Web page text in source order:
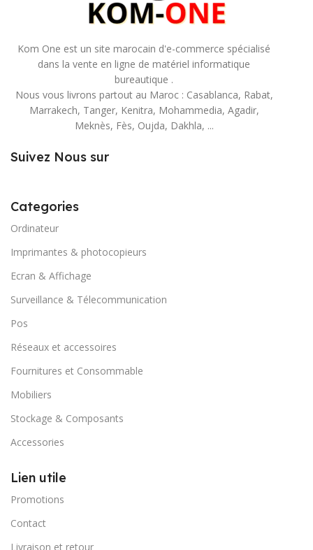
Kom One est un site marocain d'e-commerce spécialisé
dans la vente en ligne de matériel informatique
bureautique .
Nous vous livrons partout au Maroc : Casablanca, Rabat,
Marrakech, Tanger, Kenitra, Mohammedia, Agadir,
Meknès, Fès, Oujda, Dakhla, ...
Suivez Nous sur
Categories
Ordinateur
Imprimantes & photocopieurs
Ecran & Affichage
Surveillance & Télecommunication
Pos
Réseaux et accessoires
Fournitures et Consommable
Mobiliers
Stockage & Composants
Accessories
Lien utile
Promotions
Contact
Livraison et retour